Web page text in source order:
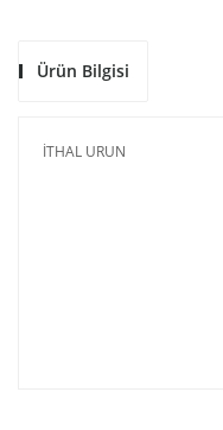
Ürün Bilgisi
İTHAL URUN